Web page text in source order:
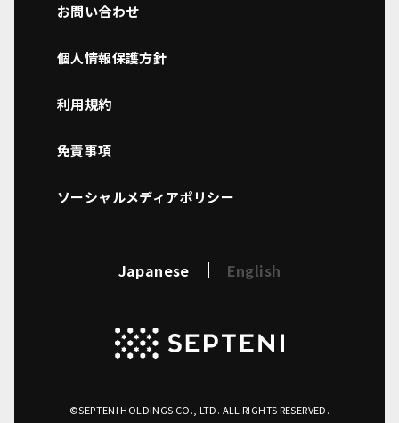
お問い合わせ
個人情報保護方針
利用規約
免責事項
ソーシャルメディアポリシー
Japanese English
©SEPTENI HOLDINGS CO., LTD. ALL RIGHTS RESERVED.